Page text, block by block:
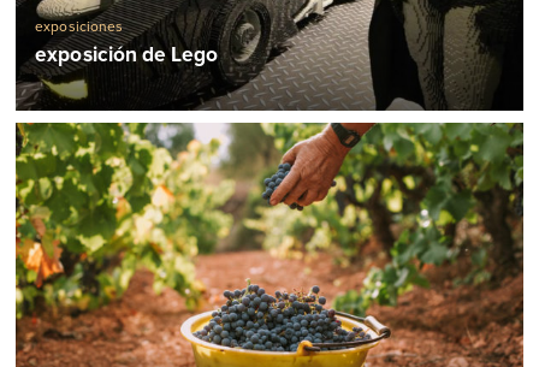
exposiciones
exposición de Lego